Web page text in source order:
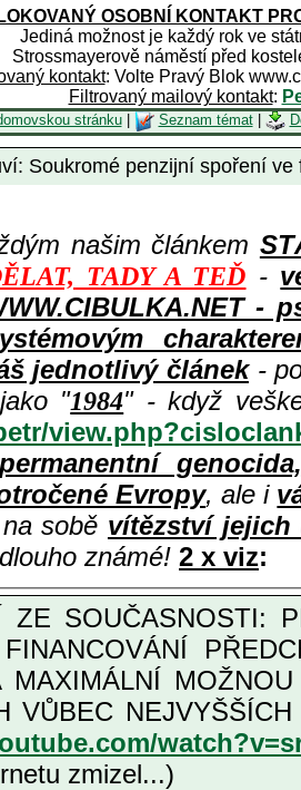
OSOBNÍ KONTAKT
Jediná možnost je každý rok ve
Strossmayerově náměstí před
kontakt: Volte Pravý Blok
Filtrovaný mailový kontakt:
stránku| Seznam témat|
Soukromé penzijní spoření
našim článkem
TADY A TEĎ -
jednotlivý článek-
"1984" - když
Evropy, ale i
sobě vítězství jejich
známé! 2 x viz:
MÍRU OSVĚDČENÁ VLASTIZRÁDNÁ ČESKÁ
VLASTIZRÁDCŮ, VIZ NAPŘ.
zmizel...)